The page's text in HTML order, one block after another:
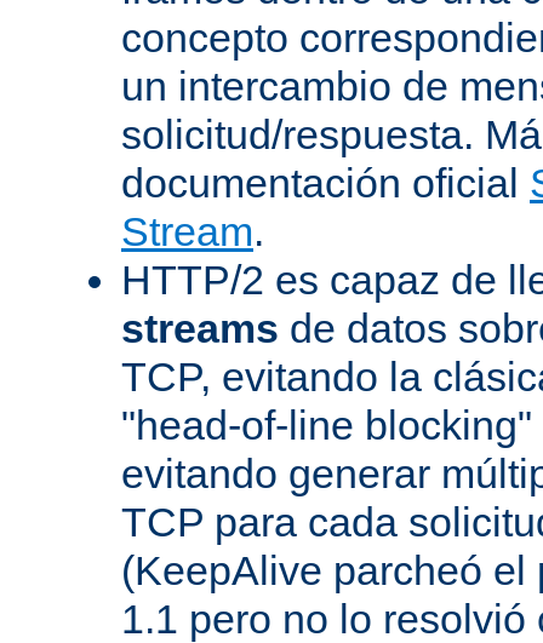
concepto
un intercambio de
solicitud/respuesta.
documentación oficial
Stream.
HTTP/2 es capaz de
streams de datos
TCP, evitando la
"head-of-line
evitando generar
TCP para cada
(KeepAlive parcheó el
1.1 pero no lo resolvió